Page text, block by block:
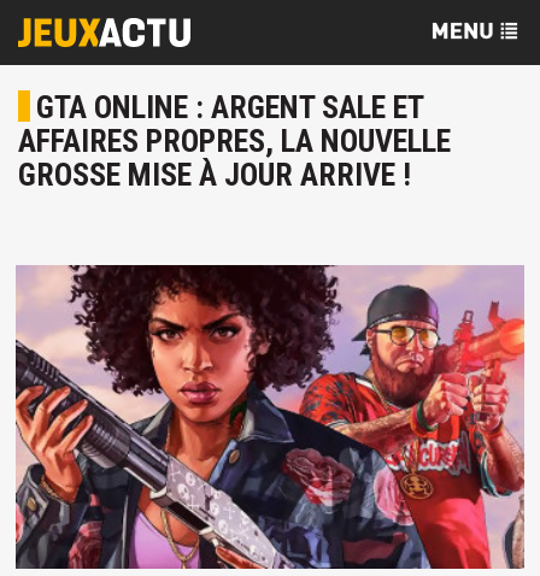
GTA ONLINE : ARGENT SALE ET
AFFAIRES PROPRES, LA NOUVELLE
GROSSE MISE À JOUR ARRIVE !